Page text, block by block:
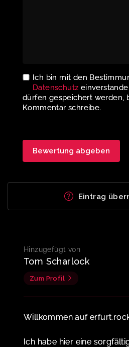
Ich bin mit den
Datenschutz
dürfen gespeichert werden,
Kommentar schreibe.
Eintrag
Hinzugefügt von
Tom Scharlock
Zum Profil
Willkommen auf
Ich habe hier eine